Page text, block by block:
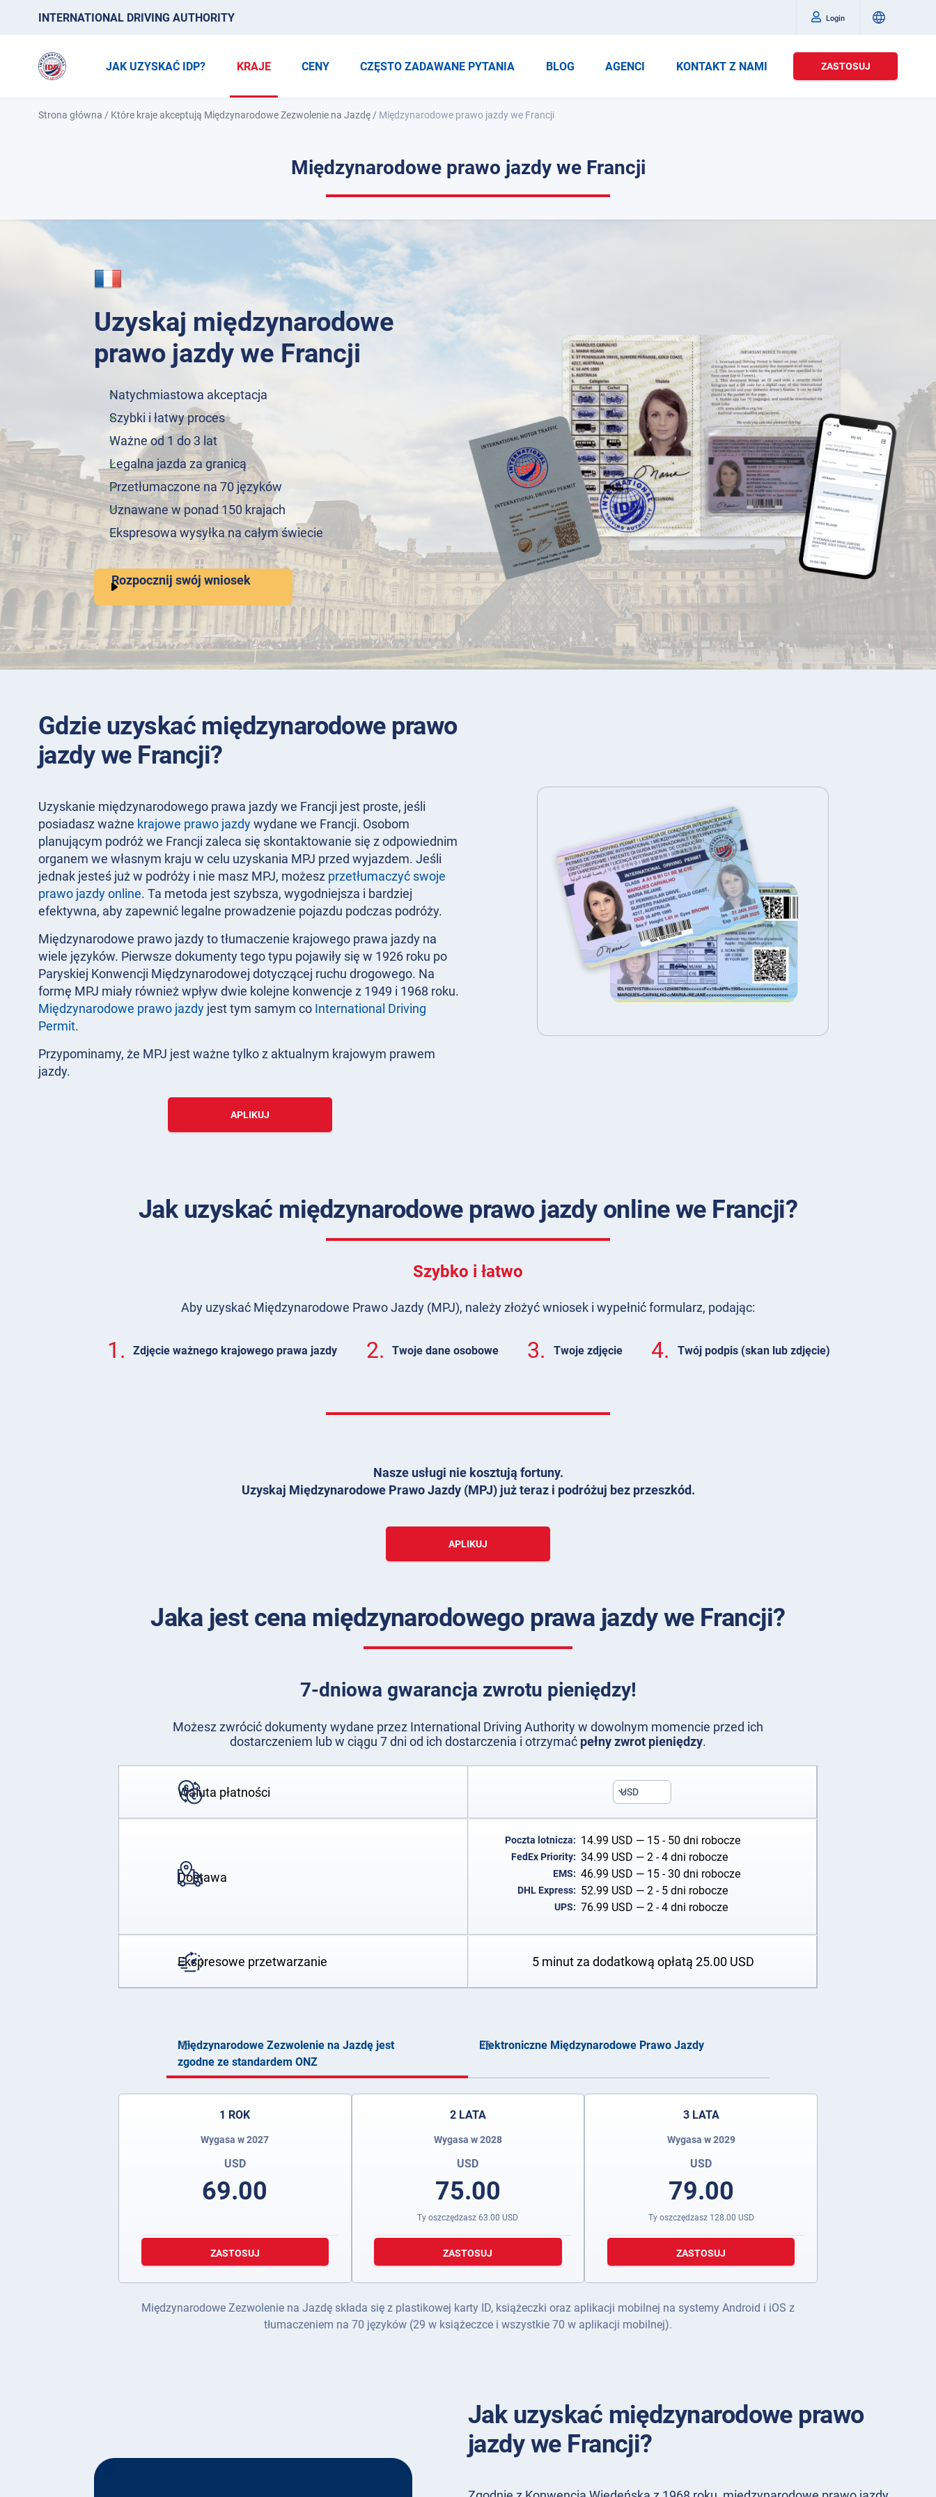
INTERNATIONAL DRIVING AUTHORITY Login
JAK UZYSKAĆ IDP? KRAJE CENY CZĘSTO ZADAWANE PYTANIA BLOG AGENCI KONTAKT Z NAMI ZASTOSUJ
Strona główna / Które kraje akceptują Międzynarodowe Zezwolenie na Jazdę / Międzynarodowe prawo jazdy we Francji
Międzynarodowe prawo jazdy we Francji
Uzyskaj międzynarodowe
prawo jazdy we Francji
Natychmiastowa akceptacja
Szybki i łatwy proces
Ważne od 1 do 3 lat
Legalna jazda za granicą
Przetłumaczone na 70 języków
Uznawane w ponad 150 krajach
Ekspresowa wysyłka na całym świecie
Rozpocznij swój wniosek
Gdzie uzyskać międzynarodowe prawo
jazdy we Francji?
Uzyskanie międzynarodowego prawa jazdy we Francji jest proste, jeśli
posiadasz ważne krajowe prawo jazdywydane we Francji. Osobom
planującym podróż we Francji zaleca się skontaktowanie się z odpowiednim
organem we własnym kraju w celu uzyskania MPJ przed wyjazdem. Jeśli
jednak jesteś już w podróży i nie masz MPJ, możesz przetłumaczyć swoje
prawo jazdy online. Ta metoda jest szybsza, wygodniejsza i bardziej
efektywna, aby zapewnić legalne prowadzenie pojazdu podczas podróży.
Międzynarodowe prawo jazdy to tłumaczenie krajowego prawa jazdy na
wiele języków. Pierwsze dokumenty tego typu pojawiły się w 1926 roku po
Paryskiej Konwencji Międzynarodowej dotyczącej ruchu drogowego. Na
formę MPJ miały również wpływ dwie kolejne konwencje z 1949 i 1968 roku.
Międzynarodowe prawo jazdy jest tym samym co International Driving
Permit.
Przypominamy, że MPJ jest ważne tylko z aktualnym krajowym prawem
jazdy.
APLIKUJ
Jak uzyskać międzynarodowe prawo jazdy online we Francji?
Szybko i łatwo
Aby uzyskać Międzynarodowe Prawo Jazdy (MPJ), należy złożyć wniosek i wypełnić formularz, podając:
1. Zdjęcie ważnego krajowego prawa jazdy 2. Twoje dane osobowe 3. Twoje zdjęcie 4. Twój podpis (skan lub zdjęcie)
Nasze usługi nie kosztują fortuny.
Uzyskaj Międzynarodowe Prawo Jazdy (MPJ) już teraz i podróżuj bez przeszkód.
APLIKUJ
Jaka jest cena międzynarodowego prawa jazdy we Francji?
7-dniowa gwarancja zwrotu pieniędzy!
Możesz zwrócić dokumenty wydane przez International Driving Authority w dowolnym momencie przed ich
dostarczeniem lub w ciągu 7 dni od ich dostarczenia i otrzymać pełny zwrot pieniędzy.
Waluta płatności USD
Dostawa
Poczta lotnicza: 14.99 USD — 15 - 50 dni robocze
FedEx Priority: 34.99 USD — 2 - 4 dni robocze
EMS: 46.99 USD — 15 - 30 dni robocze
DHL Express: 52.99 USD — 2 - 5 dni robocze
UPS: 76.99 USD — 2 - 4 dni robocze
Ekspresowe przetwarzanie 5 minut za dodatkową opłatą 25.00 USD
Międzynarodowe Zezwolenie na Jazdę jest
zgodne ze standardem ONZ
Elektroniczne Międzynarodowe Prawo Jazdy
1 ROK
Wygasa w 2027
USD
69.00
ZASTOSUJ
2 LATA
Wygasa w 2028
USD
75.00
Ty oszczędzasz63.00 USD
ZASTOSUJ
3 LATA
Wygasa w 2029
USD
79.00
Ty oszczędzasz 128.00 USD
ZASTOSUJ
Międzynarodowe Zezwolenie na Jazdę składa się z plastikowej karty ID, książeczki oraz aplikacji mobilnej na systemy Android i iOS z
tłumaczeniem na 70 języków (29 w książeczce i wszystkie 70 w aplikacji mobilnej).
Jak uzyskać międzynarodowe prawo
jazdy we Francji?